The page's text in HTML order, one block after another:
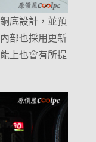
底設計，並預
部也採用更新
上也會有所提